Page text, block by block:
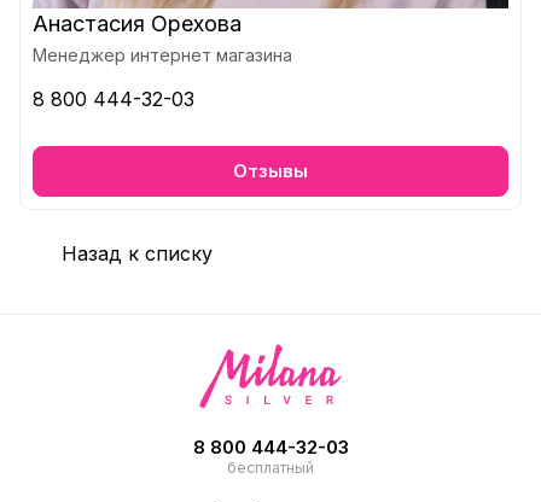
Анастасия Орехова
Менеджер интернет магазина
8 800 444-32-03
Отзывы
Назад к списку
8 800 444-32-03
бесплатный